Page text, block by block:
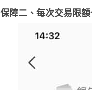
保障二、每次交易限